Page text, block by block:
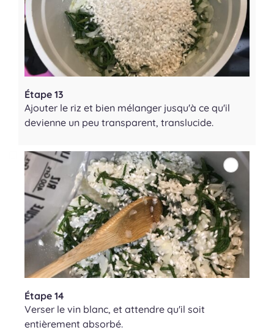
Étape 13
Ajouter le riz et bien mélanger jusqu'à ce qu'il
devienne un peu transparent, translucide.
Étape 14
Verser le vin blanc, et attendre qu'il soit
entièrement absorbé.